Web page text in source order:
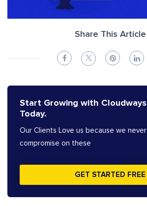
Share This Article
Start Growing with Cloudways
Today.
Our Clients Love us because we never
compromise on these
GET STARTED FREE